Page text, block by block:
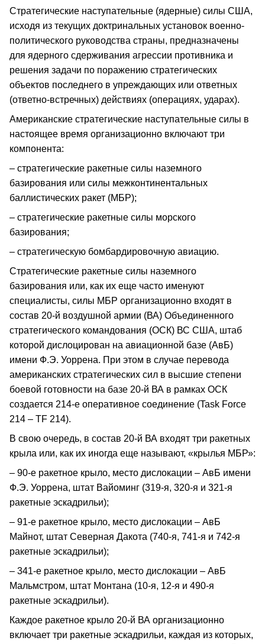
Стратегические наступательные (ядерные) силы США,
исходя из текущих доктринальных установок военно-
политического руководства страны, предназначены
для ядерного сдерживания агрессии противника и
решения задачи по поражению стратегических
объектов последнего в упреждающих или ответных
(ответно-встречных) действиях (операциях, ударах).
Американские стратегические наступательные силы в
настоящее время организационно включают три
компонента:
– стратегические ракетные силы наземного
базирования или силы межконтинентальных
баллистических ракет (МБР);
– стратегические ракетные силы морского
базирования;
– стратегическую бомбардировочную авиацию.
Стратегические ракетные силы наземного
базирования или, как их еще часто именуют
специалисты, силы МБР организационно входят в
состав 20-й воздушной армии (ВА) Объединенного
стратегического командования (ОСК) ВС США, штаб
которой дислоцирован на авиационной базе (АвБ)
имени Ф.Э. Уоррена. При этом в случае перевода
американских стратегических сил в высшие степени
боевой готовности на базе 20-й ВА в рамках ОСК
создается 214-е оперативное соединение (Task Force
214 – TF 214).
В свою очередь, в состав 20-й ВА входят три ракетных
крыла или, как их иногда еще называют, «крылья МБР»:
– 90-е ракетное крыло, место дислокации – АвБ имени
Ф.Э. Уоррена, штат Вайоминг (319-я, 320-я и 321-я
ракетные эскадрильи);
– 91-е ракетное крыло, место дислокации – АвБ
Майнот, штат Северная Дакота (740-я, 741-я и 742-я
ракетные эскадрильи);
– 341-е ракетное крыло, место дислокации – АвБ
Мальмстром, штат Монтана (10-я, 12-я и 490-я
ракетные эскадрильи).
Каждое ракетное крыло 20-й ВА организационно
включает три ракетные эскадрильи, каждая из которых,